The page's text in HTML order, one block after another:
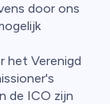
door ons
het Verenigd
de ICO zijn